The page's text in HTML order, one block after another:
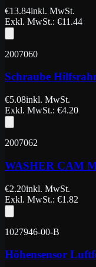
€13.84inkl. MwSt.
Exkl. MwSt.: €11.44
2007060
Schraube
€5.08inkl. MwSt.
Exkl. MwSt.: €4.20
2007062
WASHER CAM
€2.20inkl. MwSt.
Exkl. MwSt.: €1.82
1027946-00-B
Höhensensor